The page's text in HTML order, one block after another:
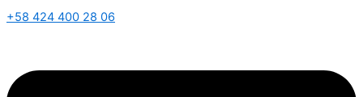
+58 424 400 28 06